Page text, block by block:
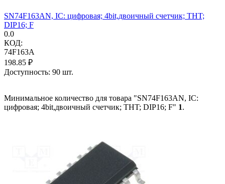
SN74F163AN, IC: цифровая; 4bit,двоичный счетчик; THT;
DIP16; F
0.0
КОД:
74F163A
198.85 ₽
Доступность: 90 шт.
Минимальное количество для товара "SN74F163AN, IC:
цифровая; 4bit,двоичный счетчик; THT; DIP16; F" 1.